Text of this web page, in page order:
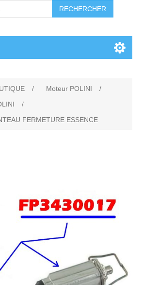
RECHERCHER
/ Moteur POLINI
/
/
FERMETURE ESSENCE